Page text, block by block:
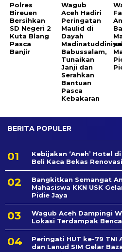
Polres
Bireuen
Bersihkan
SD Negeri 2
Kuta Blang
Pasca
Banjir
Wagub
Aceh Hadiri
Peringatan
Maulid di
Dayah
Babussalam,
Tunaikan
Janji dan
Serahkan
Bantuan
Pasca
Kebakaran
BERITA POPULER
Kebijakan ‘Aneh’ Hotel
Beli Kaca Bekas
Bangkitkan Semangat
Mahasiswa KKN USK
Pidie Jaya
Wagub Aceh Dampingi
Lokasi Terdampak
Peringati HUT ke-79 TNI
dan Lanud SIM Gelar